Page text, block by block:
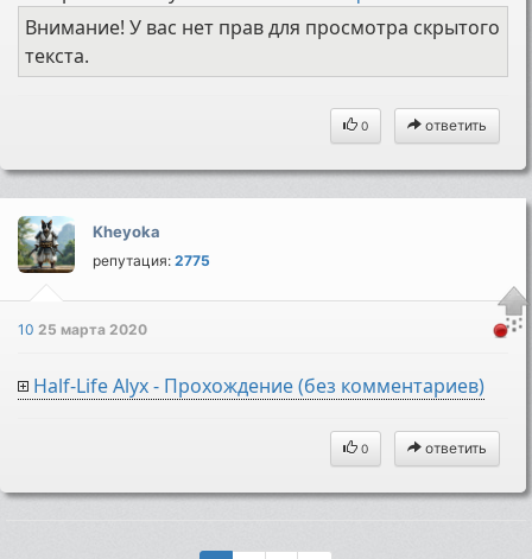
Внимание! У вас нет прав для просмотра скрытого
текста.
0 ответить
Kheyoka
репутация:2775
1025 марта 2020
Half-Life Alyx - Прохождение (без комментариев)
0 ответить